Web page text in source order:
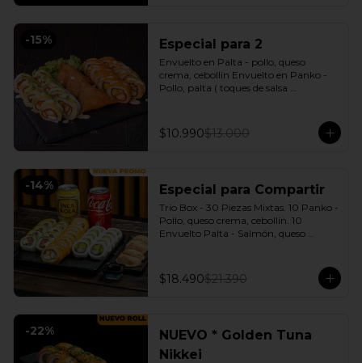
-15% Especial para 2
Envuelto en Palta - pollo, queso
crema, cebollín Envuelto en Panko -
Pollo, palta ( toques de salsa
2 Salsa soya
$10.990$13.000
-14% Especial para Compartir
Trio Box - 30 Piezas Mixtas. 10 Panko -
Pollo, queso crema, cebollín. 10
Envuelto Palta - Salmón, queso
2 Bebidas Elección | 3 Salsas a Elección
Soya o Agridulce Bless.
$18.490$21.390
-22%
NUEVO * Golden Tuna
Nikkei